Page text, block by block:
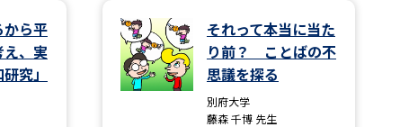
留学・進学関連、塾・予備校
請求
高等学校卒業程度認定試験
ら平
、実
究」
それって本当に当た
り前？ ことばの不
思議を探る
別府大学
藤森 千博 先生